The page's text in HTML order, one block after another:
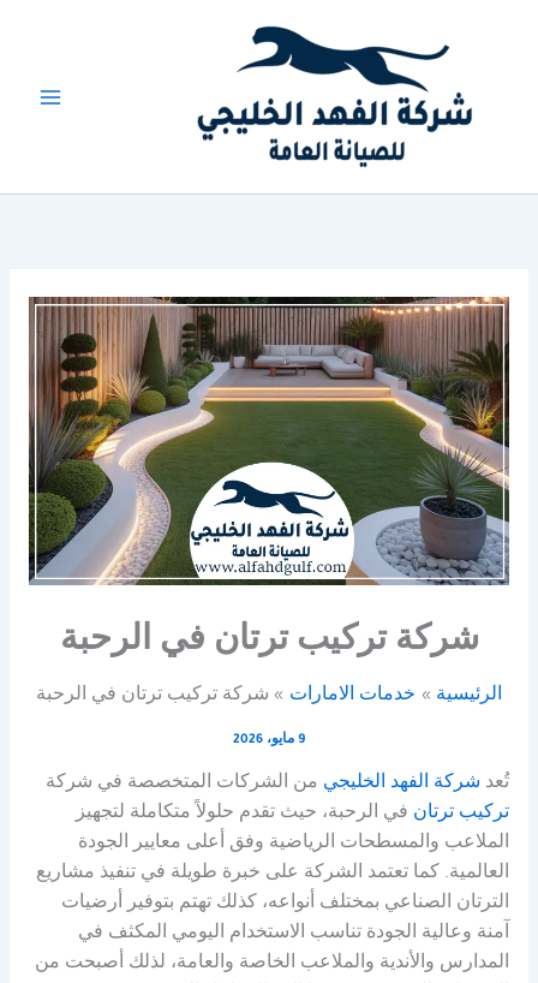
شركة تركيب ترتان في الرحبة
الرئيسية خدمات الامارات شركة تركيب ترتان في الرحبة
9 مايو، 2026
تُعد شركة الفهد الخليجي من الشركات المتخصصة في شركة
تركيب ترتان في الرحبة، حيث تقدم حلولاً متكاملة لتجهيز
الملاعب والمسطحات الرياضية وفق أعلى معايير الجودة
العالمية. كما تعتمد الشركة على خبرة طويلة في تنفيذ مشاريع
الترتان الصناعي بمختلف أنواعه، كذلك تهتم بتوفير أرضيات
آمنة وعالية الجودة تناسب الاستخدام اليومي المكثف في
المدارس والأندية والملاعب الخاصة والعامة، لذلك أصبحت من